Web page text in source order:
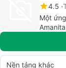
4.5
Một
Nền tảng khác